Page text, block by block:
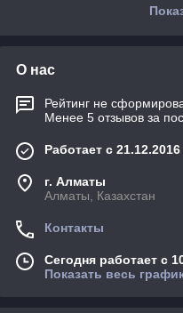
энергоэффективности. При
панели создают
воздухе . Производитель
обеспечению высокого
сплит-системы
которые будут полезны не
но и специалистам по
Кондиционер AVRORA ,
преимуществ, которые
обеспечивает комфортный
О нас
Рейтинг не
Менее 5 отзывов за
Работает с 21.12.2016
г. Алматы
Алматы, Казахстан
Контакты
Сегодня работает с
Показать весь